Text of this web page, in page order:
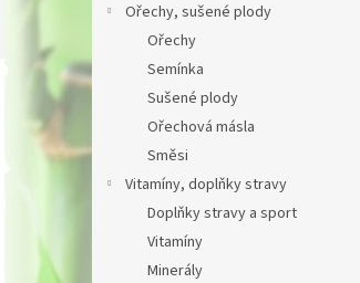
Ořechy, sušené plody
Ořechy
Semínka
Sušené plody
Ořechová másla
Směsi
Vitamíny, doplňky stravy
Doplňky stravy a sport
Vitamíny
Minerály